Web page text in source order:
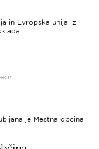
-
regionalni
in Evropska unija iz
je Mestna občina